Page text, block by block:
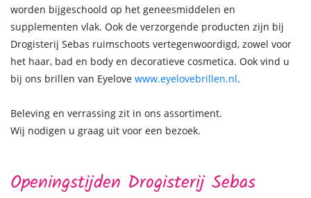
worden bijgeschoold op het geneesmiddelen en
supplementen vlak. Ook de verzorgende producten zijn bij
Drogisterij Sebas ruimschoots vertegenwoordigd, zowel voor
het haar, bad en body en decoratieve cosmetica. Ook vind u
bij ons brillen van Eyelove www.eyelovebrillen.nl.
Beleving en verrassing zit in ons assortiment.
Wij nodigen u graag uit voor een bezoek.
Openingstijden Drogisterij Sebas